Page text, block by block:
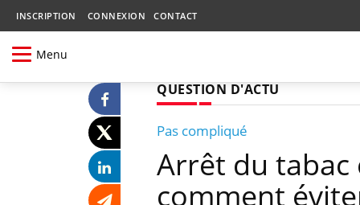
INSCRIPTION CONNEXION CONTACT
Menu
QUESTION D'ACTU
Pas compliqué
Arrêt du tabac
comment